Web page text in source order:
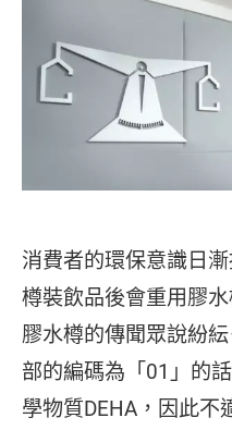
消費者的環保意識日
樽裝飲品後會重用膠
膠水樽的傳聞眾說紛
部的編碼為「01」的
學物質DEHA，因此不